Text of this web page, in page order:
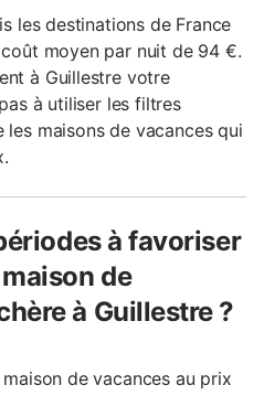
les destinations de France
moyen par nuit de 94 €.
à Guillestre votre
à utiliser les filtres
maisons de vacances qui
à favoriser
de
à Guillestre ?
de vacances au prix